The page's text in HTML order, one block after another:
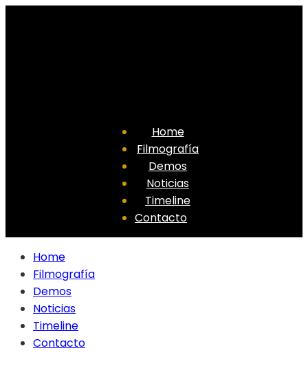
Home
Filmografía
Demos
Noticias
Timeline
Contacto
Home
Filmografía
Demos
Noticias
Timeline
Contacto